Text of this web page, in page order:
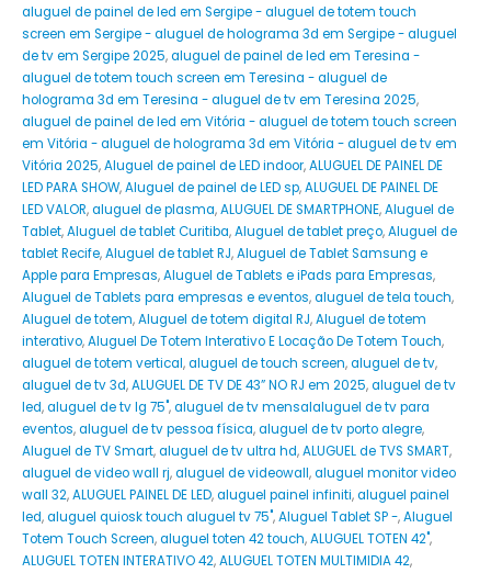
aluguel de painel de led em Sergipe - aluguel de totem touch
screen em Sergipe - aluguel de holograma 3d em Sergipe - aluguel
de tv em Sergipe 2025,aluguel de painel de led em Teresina -
aluguel de totem touch screen em Teresina - aluguel de
holograma 3d em Teresina - aluguel de tv em Teresina 2025,
aluguel de painel de led em Vitória - aluguel de totem touch screen
em Vitória - aluguel de holograma 3d em Vitória - aluguel de tv em
Vitória 2025,Aluguel de painel de LED indoor,ALUGUEL DE PAINEL DE
LED PARA SHOW,Aluguel de painel de LED sp,ALUGUEL DE PAINEL DE
LED VALOR,aluguel de plasma,ALUGUEL DE SMARTPHONE,Aluguel de
Tablet,Aluguel de tablet Curitiba,Aluguel de tablet preço,Aluguel de
tablet Recife,Aluguel de tablet RJ,Aluguel de Tablet Samsung e
Apple para Empresas,Aluguel de Tablets e iPads para Empresas,
Aluguel de Tablets para empresas e eventos,aluguel de tela touch,
Aluguel de totem,Aluguel de totem digital RJ,Aluguel de totem
interativo,Aluguel De Totem Interativo E Locação De Totem Touch,
aluguel de totem vertical,aluguel de touch screen,aluguel de tv,
aluguel de tv 3d,ALUGUEL DE TV DE 43” NO RJ em 2025,aluguel de tv
led,aluguel de tv lg 75",aluguel de tv mensalaluguel de tv para
eventos,aluguel de tv pessoa física,aluguel de tv porto alegre,
Aluguel de TV Smart,aluguel de tv ultra hd,ALUGUEL de TVS SMART,
aluguel de video wall rj,aluguel de videowall,aluguel monitor video
wall 32,ALUGUEL PAINEL DE LED,aluguel painel infiniti,aluguel painel
led,aluguel quiosk touch aluguel tv 75",Aluguel Tablet SP -,Aluguel
Totem Touch Screen,aluguel toten 42 touch,ALUGUEL TOTEN 42",
ALUGUEL TOTEN INTERATIVO 42,ALUGUEL TOTEN MULTIMIDIA 42,